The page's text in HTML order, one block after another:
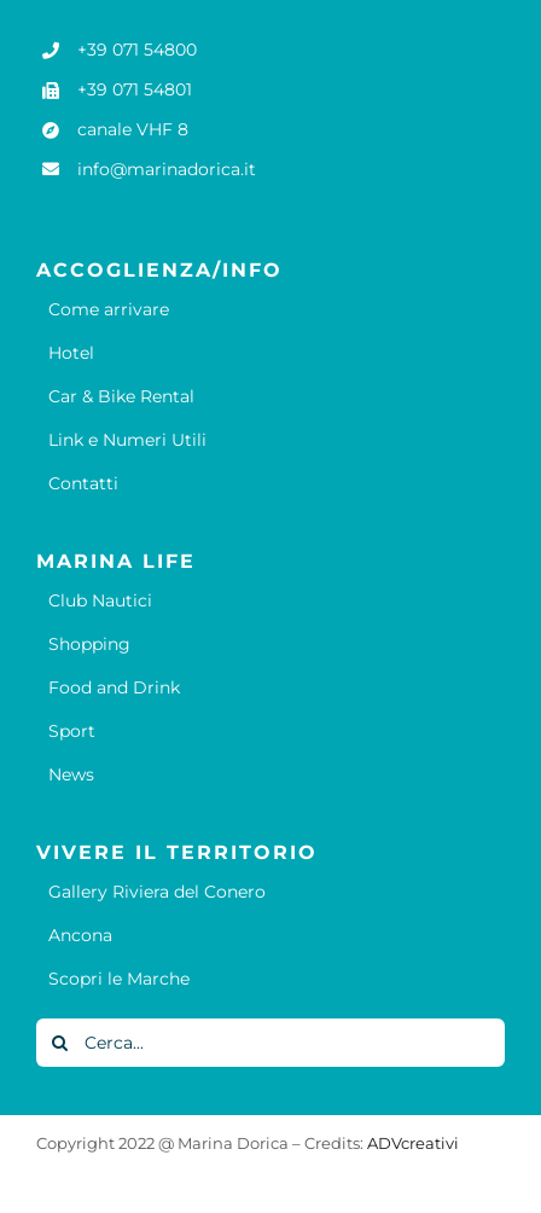
+39 071 54800
+39 071 54801
canale VHF 8
info@marinadorica.it
ACCOGLIENZA/INFO
Come arrivare
Hotel
Car & Bike Rental
Link e Numeri Utili
Contatti
MARINA LIFE
Club Nautici
Shopping
Food and Drink
Sport
News
VIVERE IL TERRITORIO
Gallery Riviera del Conero
Ancona
Scopri le Marche
Cerca
per:
Copyright 2022 @ Marina Dorica – Credits: ADVcreativi